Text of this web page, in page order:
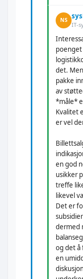
NS
IT-
det.
pakke
av
*måle*
Kvalitet
er vel
en god
usikker
treffe
likevel
Det er
dermed
og det å
en